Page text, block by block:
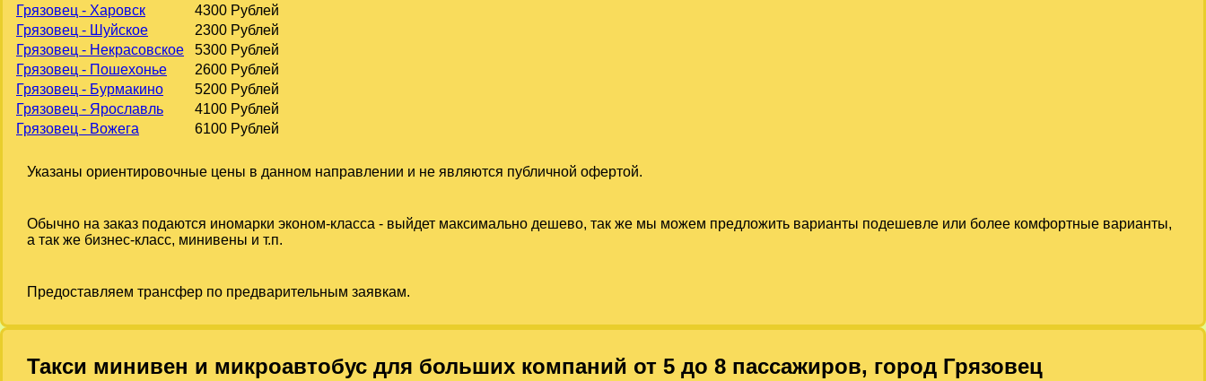
Грязовец - Харовск
4300 Рублей
Грязовец - Шуйское
2300 Рублей
Грязовец - Некрасовское
5300 Рублей
Грязовец - Пошехонье
2600 Рублей
Грязовец - Бурмакино
5200 Рублей
Грязовец - Ярославль
4100 Рублей
Грязовец - Вожега
6100 Рублей
Указаны ориентировочные цены в данном направлении и не являются публичной офертой.
Обычно на заказ подаются иномарки эконом-класса - выйдет максимально дешево, так же мы можем предложить варианты подешевле или более комфортные варианты,
а так же бизнес-класс, минивены и т.п.
Предоставляем трансфер по предварительным заявкам.
Такси минивен и микроавтобус для больших компаний от 5 до 8 пассажиров, город Грязовец